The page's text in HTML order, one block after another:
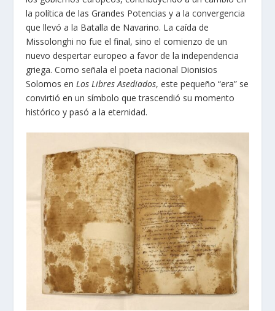
la política de las Grandes Potencias y a la convergencia
que llevó a la Batalla de Navarino. La caída de
Missolonghi no fue el final, sino el comienzo de un
nuevo despertar europeo a favor de la independencia
griega. Como señala el poeta nacional Dionisios
Solomos enLos Libres Asediados, este pequeño “era” se
convirtió en un símbolo que trascendió su momento
histórico y pasó a la eternidad.